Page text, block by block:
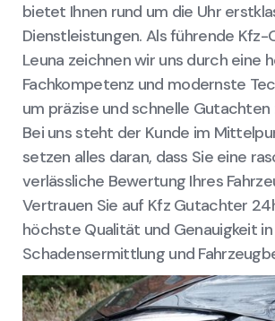
bietet Ihnen rund um die Uhr
Dienstleistungen. Als führende
Leuna zeichnen wir uns durch eine
Fachkompetenz und modernste
um präzise und schnelle Gutachten
Bei uns steht der Kunde im
setzen alles daran, dass Sie eine
verlässliche Bewertung Ihres
Vertrauen Sie auf Kfz Gutachter
höchste Qualität und Genauigkeit
Schadensermittlung und